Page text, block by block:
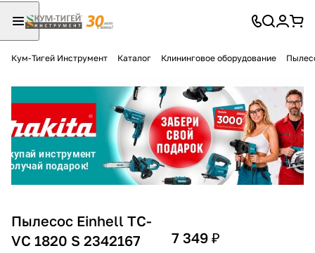
Кум-Тигей Инструмент Каталог Клининговое оборудование
Пылесос Einhell TC-
VC 1820 S 2342167
7 349 ₽
Разбейте
оплатуна части
без переплат
График платежей